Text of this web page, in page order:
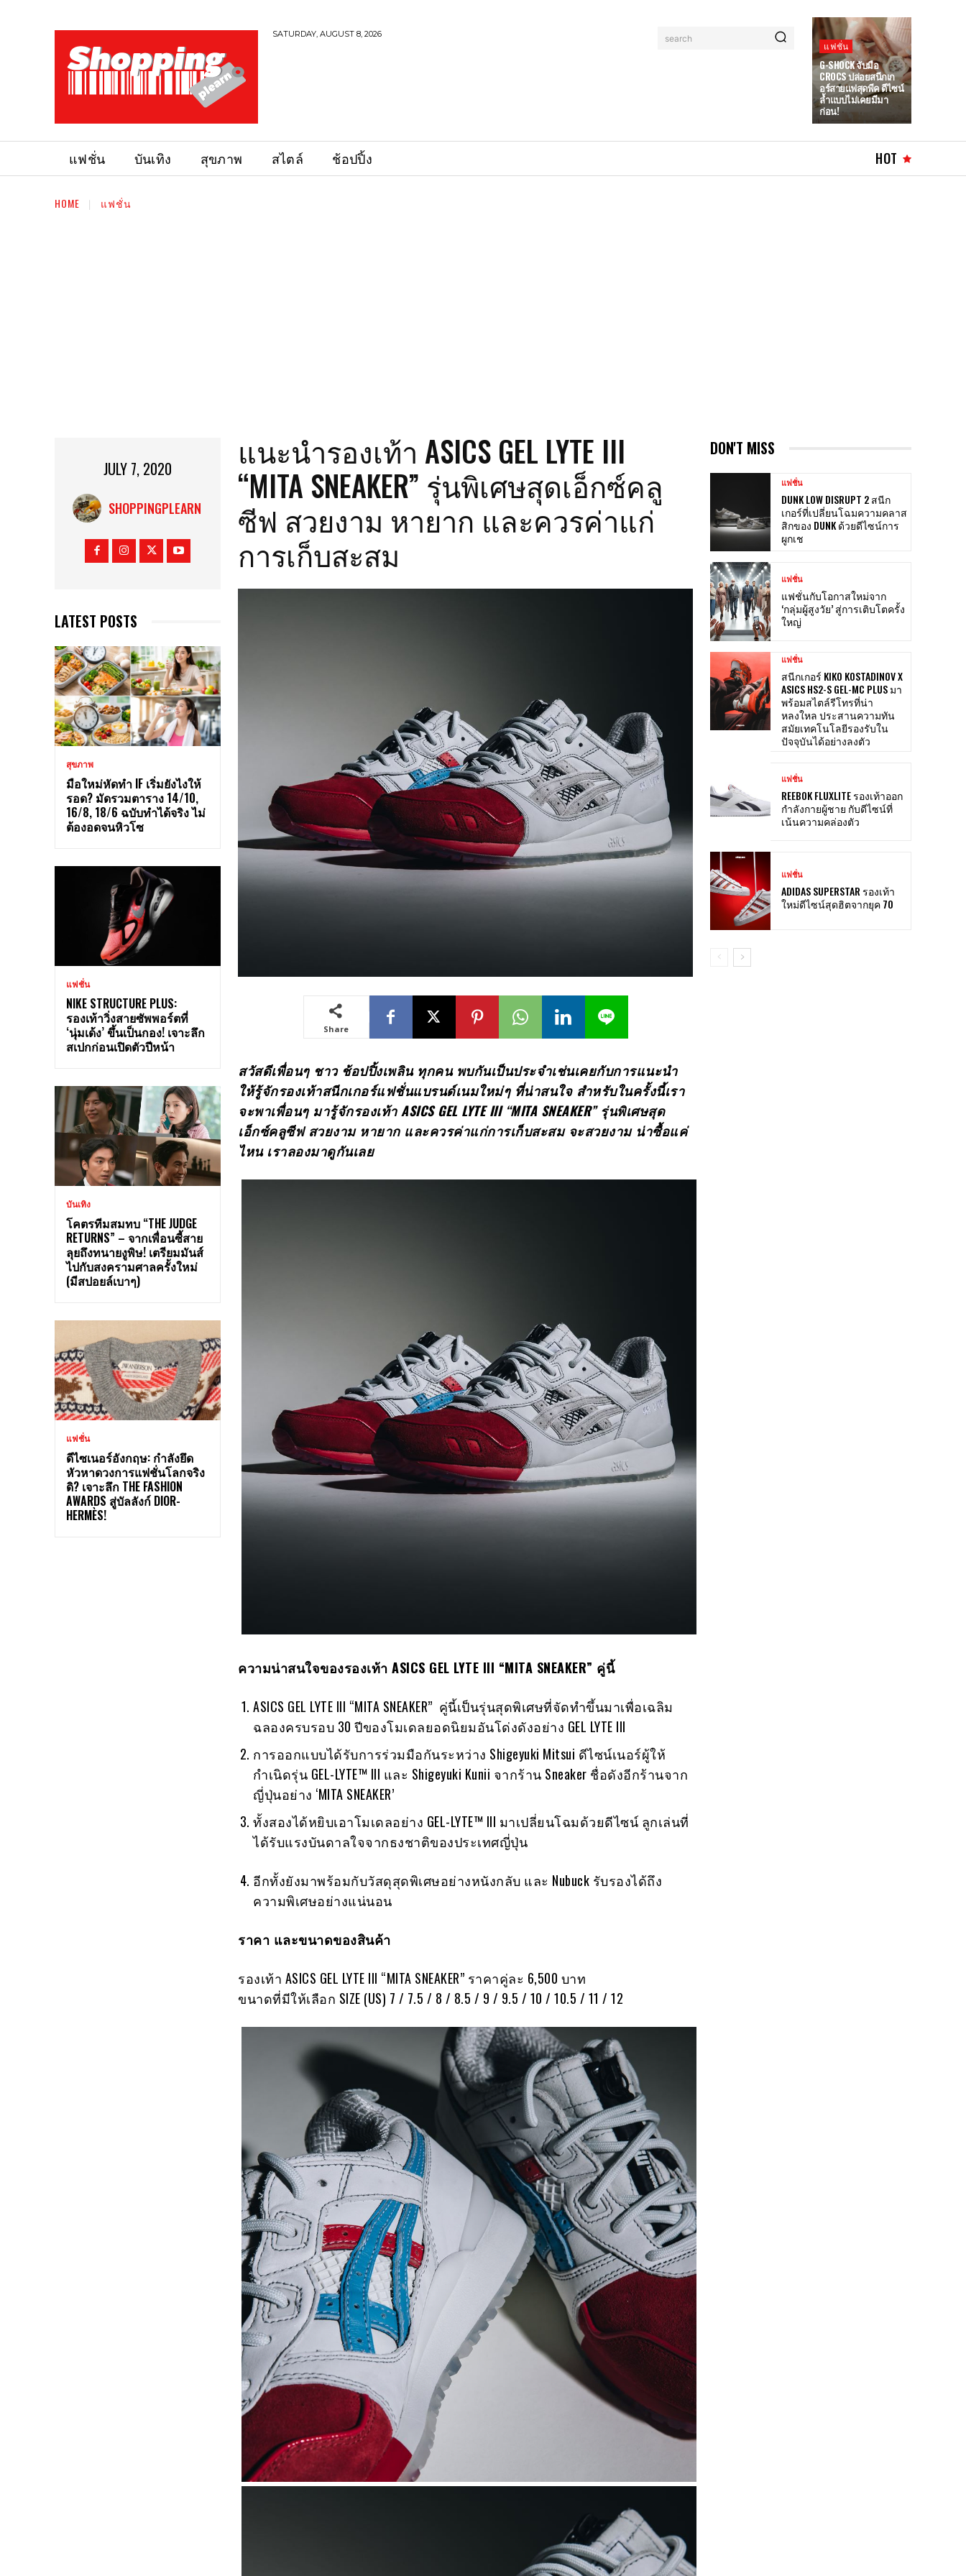
SATURDAY, AUGUST 8, 2026 search
แฟชั่น
G-SHOCK จับมือ
CROCS ปล่อยสนีกเก
อร์สายแฟสุดพีค ดีไซน์
ล้ำแบบไม่เคยมีมา
ก่อน!
แฟชั่น บันเทิง สุขภาพ สไตล์ ช้อปปิ้ง HOT
HOME แฟชั่น
JULY 7, 2020
SHOPPINGPLEARN
LATEST POSTS
สุขภาพ
มือใหม่หัดทำ IF เริ่มยังไงให้
รอด? มัดรวมตาราง 14/10,
16/8, 18/6 ฉบับทำได้จริง ไม่
ต้องอดจนหิวโซ
แฟชั่น
NIKE STRUCTURE PLUS:
รองเท้าวิ่งสายซัพพอร์ตที่
‘นุ่มเด้ง’ ขึ้นเป็นกอง! เจาะลึก
สเปกก่อนเปิดตัวปีหน้า
บันเทิง
โคตรทีมสมทบ “THE JUDGE
RETURNS” – จากเพื่อนซี้สาย
ลุยถึงทนายงูพิษ! เตรียมมันส์
ไปกับสงครามศาลครั้งใหม่
(มีสปอยล์เบาๆ)
แฟชั่น
ดีไซเนอร์อังกฤษ: กำลังยึด
หัวหาดวงการแฟชั่นโลกจริง
ดิ? เจาะลึก THE FASHION
AWARDS สู่บัลลังก์ DIOR-
HERMÈS!
แนะนำรองเท้า ASICS GEL LYTE III
“MITA SNEAKER” รุ่นพิเศษสุดเอ็กซ์คลู
ซีฟ สวยงาม หายาก และควรค่าแก่
การเก็บสะสม
Share
สวัสดีเพื่อนๆ ชาว ช้อปปิ้งเพลิน ทุกคน พบกันเป็นประจำเช่นเคยกับการแนะนำ
ให้รู้จักรองเท้าสนีกเกอร์แฟชั่นแบรนด์เนมใหม่ๆ ที่น่าสนใจ สำหรับในครั้งนี้เรา
จะพาเพื่อนๆ มารู้จักรองเท้า ASICS GEL LYTE III “MITA SNEAKER” รุ่นพิเศษสุด
เอ็กซ์คลูซีฟ สวยงาม หายาก และควรค่าแก่การเก็บสะสม จะสวยงาม น่าซื้อแค่
ไหน เราลองมาดูกันเลย
ความน่าสนใจของรองเท้า ASICS GEL LYTE III “MITA SNEAKER” คู่นี้
ASICS GEL LYTE III “MITA SNEAKER” คู่นี้เป็นรุ่นสุดพิเศษที่จัดทำขึ้นมาเพื่อเฉลิม
ฉลองครบรอบ 30 ปีของโมเดลยอดนิยมอันโด่งดังอย่าง GEL LYTE III
การออกแบบได้รับการร่วมมือกันระหว่าง Shigeyuki Mitsui ดีไซน์เนอร์ผู้ให้
กำเนิดรุ่น GEL-LYTE™ III และ Shigeyuki Kunii จากร้าน Sneaker ชื่อดังอีกร้านจาก
ญี่ปุ่นอย่าง ‘MITA SNEAKER’
ทั้งสองได้หยิบเอาโมเดลอย่าง GEL-LYTE™ III มาเปลี่ยนโฉมด้วยดีไซน์ ลูกเล่นที่
ได้รับแรงบันดาลใจจากธงชาติของประเทศญี่ปุ่น
อีกทั้งยังมาพร้อมกับวัสดุสุดพิเศษอย่างหนังกลับ และ Nubuck รับรองได้ถึง
ความพิเศษอย่างแน่นอน
ราคา และขนาดของสินค้า
รองเท้า ASICS GEL LYTE III “MITA SNEAKER” ราคาคู่ละ 6,500 บาท
ขนาดที่มีให้เลือก SIZE (US) 7 / 7.5 / 8 / 8.5 / 9 / 9.5 / 10 / 10.5 / 11 / 12
DON'T MISS
แฟชั่น
DUNK LOW DISRUPT 2 สนีก
เกอร์ที่เปลี่ยนโฉมความคลาส
สิกของ DUNK ด้วยดีไซน์การ
ผูกเช
แฟชั่น
แฟชั่นกับโอกาสใหม่จาก
‘กลุ่มผู้สูงวัย’ สู่การเติบโตครั้ง
ใหญ่
แฟชั่น
สนีกเกอร์ KIKO KOSTADINOV X
ASICS HS2-S GEL-MC PLUS มา
พร้อมสไตล์รีโทรที่น่า
หลงใหล ประสานความทัน
สมัยเทคโนโลยีรองรับใน
ปัจจุบันได้อย่างลงตัว
แฟชั่น
REEBOK FLUXLITE รองเท้าออก
กำลังกายผู้ชาย กับดีไซน์ที่
เน้นความคล่องตัว
แฟชั่น
ADIDAS SUPERSTAR รองเท้า
ใหม่ดีไซน์สุดฮิตจากยุค 70